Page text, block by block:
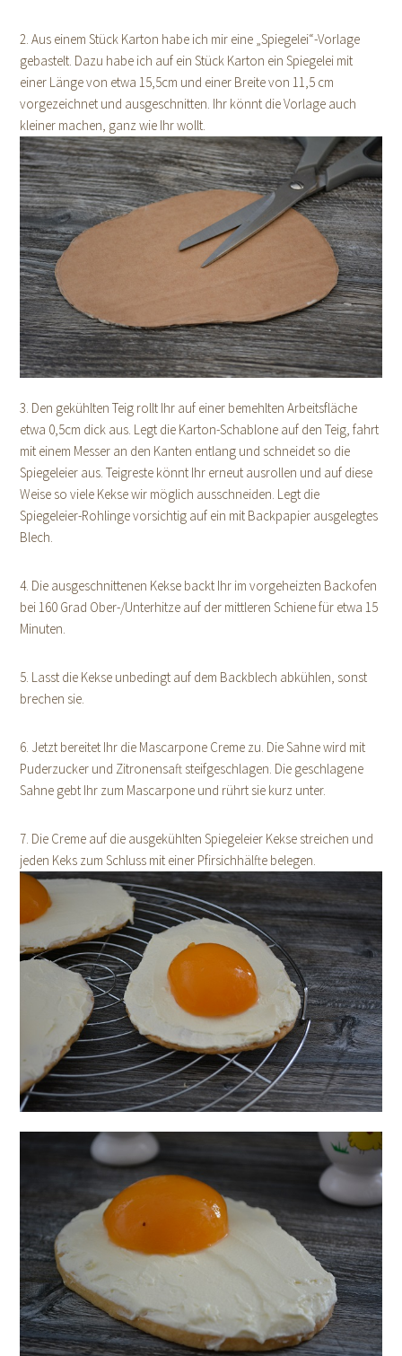
2. Aus einem Stück Karton habe ich mir eine „Spiegelei“-Vorlage
gebastelt. Dazu habe ich auf ein Stück Karton ein Spiegelei mit
einer Länge von etwa 15,5cm und einer Breite von 11,5 cm
vorgezeichnet und ausgeschnitten. Ihr könnt die Vorlage auch
kleiner machen, ganz wie Ihr wollt.
3. Den gekühlten Teig rollt Ihr auf einer bemehlten Arbeitsfläche
etwa 0,5cm dick aus. Legt die Karton-Schablone auf den Teig, fahrt
mit einem Messer an den Kanten entlang und schneidet so die
Spiegeleier aus. Teigreste könnt Ihr erneut ausrollen und auf diese
Weise so viele Kekse wir möglich ausschneiden. Legt die
Spiegeleier-Rohlinge vorsichtig auf ein mit Backpapier ausgelegtes
Blech.
4. Die ausgeschnittenen Kekse backt Ihr im vorgeheizten Backofen
bei 160 Grad Ober-/Unterhitze auf der mittleren Schiene für etwa 15
Minuten.
5. Lasst die Kekse unbedingt auf dem Backblech abkühlen, sonst
brechen sie.
6. Jetzt bereitet Ihr die Mascarpone Creme zu. Die Sahne wird mit
Puderzucker und Zitronensaft steifgeschlagen. Die geschlagene
Sahne gebt Ihr zum Mascarpone und rührt sie kurz unter.
7. Die Creme auf die ausgekühlten Spiegeleier Kekse streichen und
jeden Keks zum Schluss mit einer Pfirsichhälfte belegen.